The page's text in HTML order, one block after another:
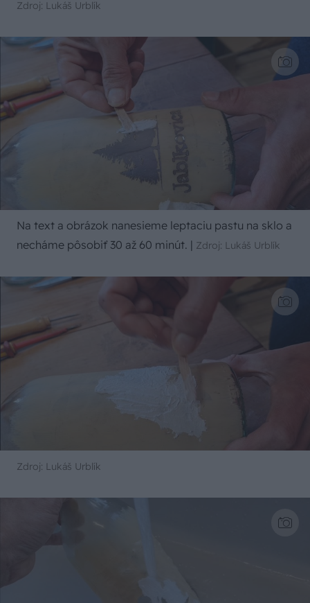
Zdroj: Lukáš Urblík
Na text a obrázok nanesieme leptaciu pastu na sklo a
necháme pôsobiť 30 až 60 minút. | Zdroj: Lukáš Urblík
Zdroj: Lukáš Urblík